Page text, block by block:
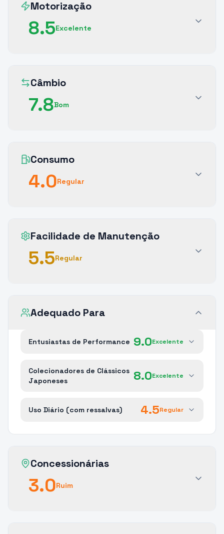
Motorização
8.5Excelente
Câmbio
7.8Bom
Consumo
4.0Regular
Facilidade de Manutenção
5.5Regular
Adequado Para
Entusiastas de Performance 9.0Excelente
Colecionadores de Clássicos
Japoneses
8.0Excelente
Uso Diário (com ressalvas) 4.5Regular
Concessionárias
3.0Ruim